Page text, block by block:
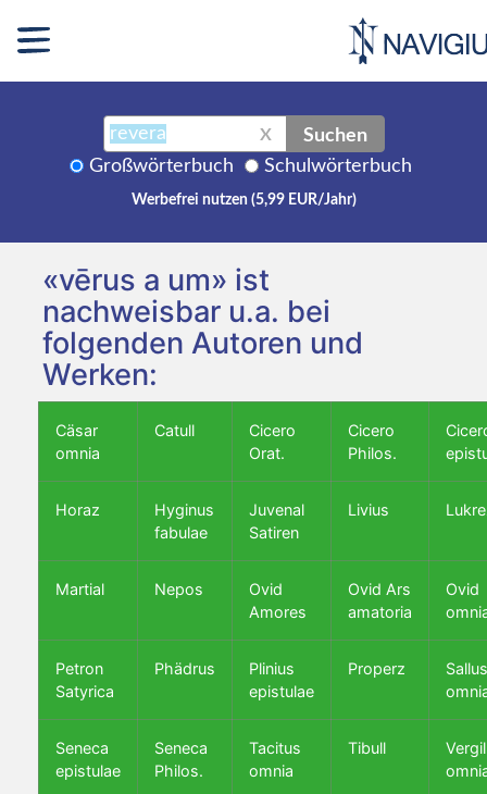
X Suchen
Großwörterbuch Schulwörterbuch
Werbefrei nutzen (5,99 EUR/Jahr)
«vērus a um» ist
nachweisbar u.a. bei
folgenden Autoren und
Werken:
Cäsar
omnia
Catull
Cicero
Orat.
Cicero
Philos.
Horaz
Hyginus
fabulae
Juvenal
Satiren
Livius
Martial Nepos
Ovid
Amores
Ovid Ars
amatoria
Ovid
Petron
Satyrica
Phädrus
Plinius
epistulae
Properz
Seneca
epistulae
Seneca
Philos.
Tacitus
omnia
Tibull
Vergil